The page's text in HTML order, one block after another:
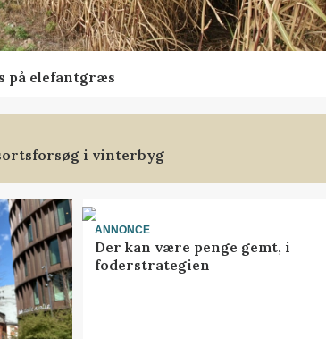
på elefantgræs
i vinterbyg
ANNONCE
Der kan være penge gemt, i
foderstrategien